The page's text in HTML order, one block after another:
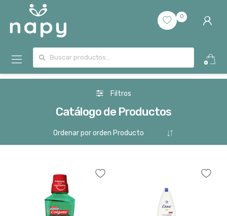
0
0
Filtros
Catálogo de Productos